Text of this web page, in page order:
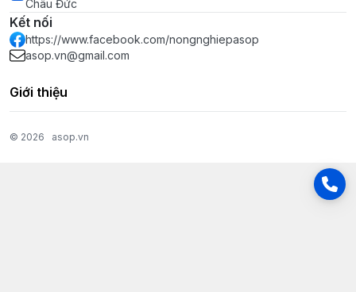
Châu Đức
Kết nối
https://www.facebook.com/nongnghiepasop
asop.vn@gmail.com
Giới thiệu
© 2026 asop.vn